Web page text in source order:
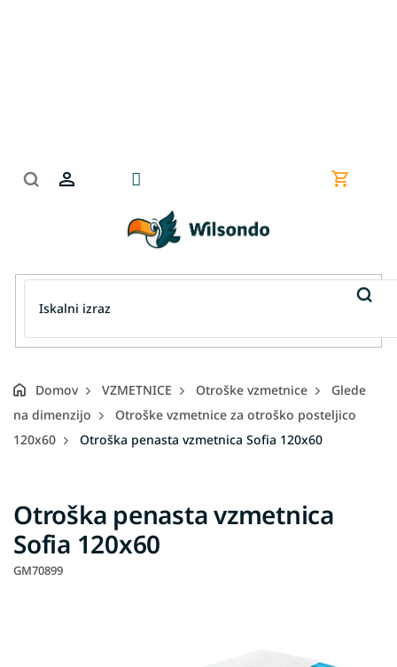
Domov VZMETNICE Otroške vzmetnice
Glede
na dimenzijo
Otroške vzmetnice za otroško posteljico
120x60
Otroška penasta vzmetnica Sofia 120x60
Otroška penasta vzmetnica
Sofia 120x60
GM70899